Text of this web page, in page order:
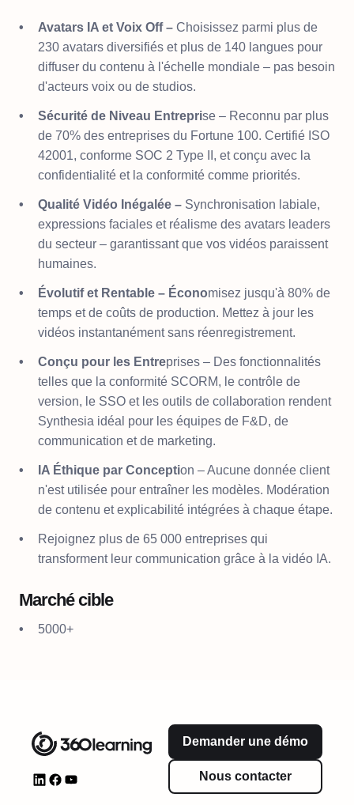
Avatars IA et Voix Off – Choisissez parmi plus de
230 avatars diversifiés et plus de 140 langues pour
diffuser du contenu à l'échelle mondiale – pas besoin
d'acteurs voix ou de studios.
Sécurité de Niveau Entreprise – Reconnu par plus
de 70% des entreprises du Fortune 100. Certifié ISO
42001, conforme SOC 2 Type II, et conçu avec la
confidentialité et la conformité comme priorités.
Qualité Vidéo Inégalée – Synchronisation labiale,
expressions faciales et réalisme des avatars leaders
du secteur – garantissant que vos vidéos paraissent
humaines.
Évolutif et Rentable – Économisez jusqu'à 80% de
temps et de coûts de production. Mettez à jour les
vidéos instantanément sans réenregistrement.
Conçu pour les Entreprises – Des fonctionnalités
telles que la conformité SCORM, le contrôle de
version, le SSO et les outils de collaboration rendent
Synthesia idéal pour les équipes de F&D, de
communication et de marketing.
IA Éthique par Conception – Aucune donnée client
n'est utilisée pour entraîner les modèles. Modération
de contenu et explicabilité intégrées à chaque étape.
Rejoignez plus de 65 000 entreprises qui
transforment leur communication grâce à la vidéo IA.
Marché cible
5000+
Demander une démo
Nous contacter